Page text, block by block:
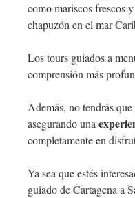
como mariscos frescos
chapuzón en el mar
Los tours guiados a
comprensión más
Además, no tendrás
asegurando una
completamente en
Ya sea que estés
guiado de Cartagena a